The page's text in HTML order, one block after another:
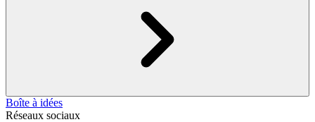
Boîte à idées
Réseaux sociaux